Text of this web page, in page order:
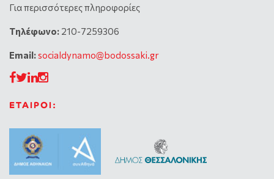
Για περισσότερες πληροφορίες
Tηλέφωνο: 210-7259306
Email:socialdynamo@bodossaki.gr
ΕΤΑΙΡΟΙ: